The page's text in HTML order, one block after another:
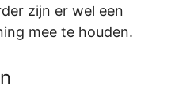
zijn er wel een
mee te houden.